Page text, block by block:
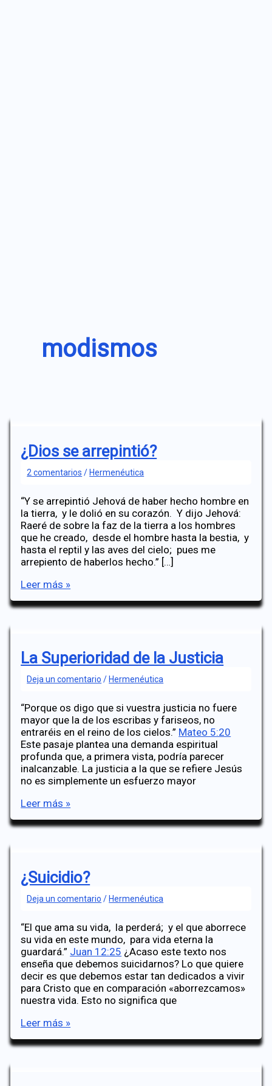
modismos
¿Dios se arrepintió?
2 comentarios / Hermenéutica
“Y se arrepintió Jehová de haber hecho hombre en
la tierra, y le dolió en su corazón. Y dijo Jehová:
Raeré de sobre la faz de la tierra a los hombres
que he creado, desde el hombre hasta la bestia, y
hasta el reptil y las aves del cielo; pues me
arrepiento de haberlos hecho.” […]
¿Dios
arrepintió?
Leer más »
La Superioridad de la Justicia
Deja un comentario / Hermenéutica
“Porque os digo que si vuestra justicia no fuere
mayor que la de los escribas y fariseos, no
entraréis en el reino de los cielos.” Mateo 5:20
Este pasaje plantea una demanda espiritual
profunda que, a primera vista, podría parecer
inalcanzable. La justicia a la que se refiere Jesús
no es simplemente un esfuerzo mayor
La
de
Leer más »
¿Suicidio?
Deja un comentario / Hermenéutica
“El que ama su vida, la perderá; y el que aborrece
su vida en este mundo, para vida eterna la
guardará.” Juan 12:25 ¿Acaso este texto nos
enseña que debemos suicidarnos? Lo que quiere
decir es que debemos estar tan dedicados a vivir
para Cristo que en comparación «aborrezcamos»
nuestra vida. Esto no significa que
¿Suicidio?
Leer más »